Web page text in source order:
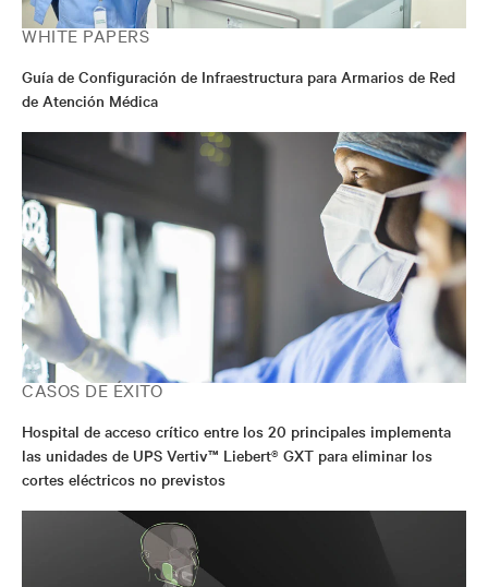
WHITE PAPERS
Guía de Configuración de Infraestructura para Armarios de Red
de Atención Médica
CASOS DE ÉXITO
Hospital de acceso crítico entre los 20 principales implementa
las unidades de UPS Vertiv™ Liebert® GXT para eliminar los
cortes eléctricos no previstos